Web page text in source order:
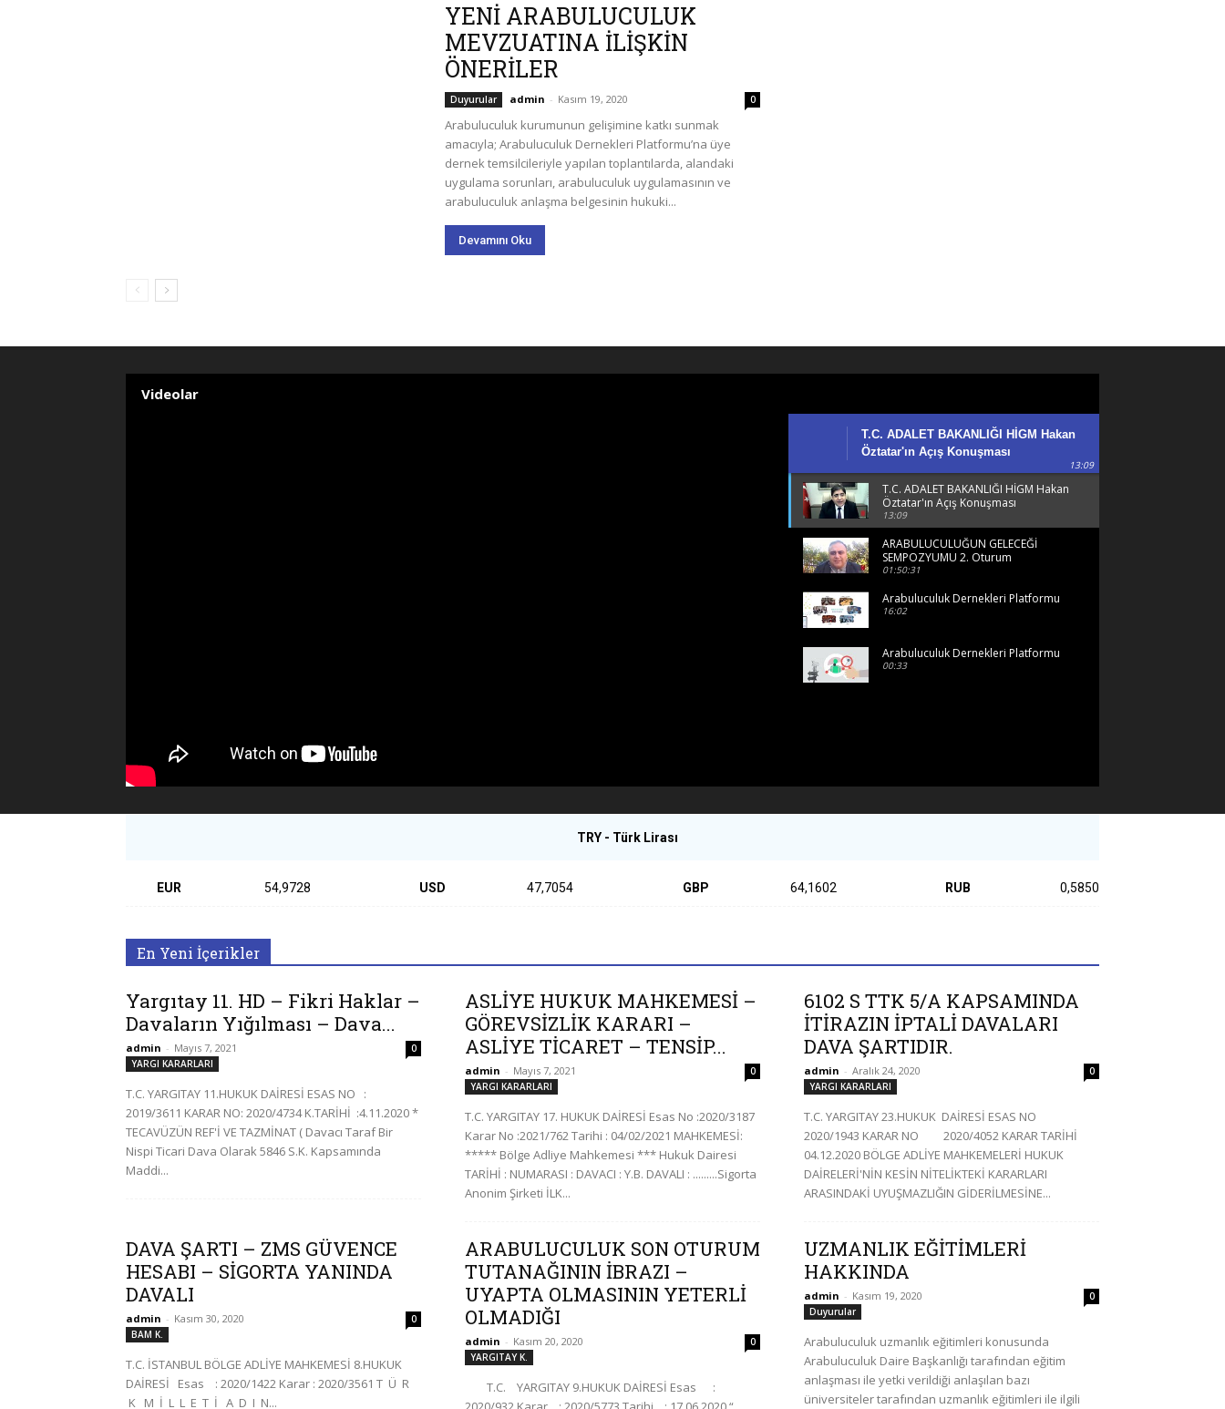
YENİ ARABULUCULUK
MEVZUATINA İLİŞKİN
ÖNERİLER
Duyurular admin - Kasım 19, 2020 0
Arabuluculuk kurumunun gelişimine katkı sunmak
amacıyla; Arabuluculuk Dernekleri Platformu’na üye
dernek temsilcileriyle yapılan toplantılarda, alandaki
uygulama sorunları, arabuluculuk uygulamasının ve
arabuluculuk anlaşma belgesinin hukuki...
Devamını Oku
Videolar
T.C. ADALET BAKANLIĞI HİGM Hakan
Öztatar'ın Açış Konuşması
13:09
T.C. ADALET BAKANLIĞI HİGM Hakan
Öztatar'ın Açış Konuşması
13:09
ARABULUCULUĞUN GELECEĞİ
SEMPOZYUMU 2. Oturum
01:50:31
Arabuluculuk Dernekleri Platformu
16:02
Arabuluculuk Dernekleri Platformu
00:33
TRY - Türk Lirası
EUR 54,9728 USD 47,7054 GBP 64,1602 RUB 0,5850
En Yeni İçerikler
Yargıtay 11. HD – Fikri Haklar –
Davaların Yığılması – Dava...
admin - Mayıs 7, 2021
0
YARGI KARARLARI
T.C. YARGITAY 11.HUKUK DAİRESİ ESAS NO :
2019/3611 KARAR NO: 2020/4734 K.TARİHİ :4.11.2020 *
TECAVÜZÜN REF'İ VE TAZMİNAT ( Davacı Taraf Bir
Nispi Ticari Dava Olarak 5846 S.K. Kapsamında
Maddi...
ASLİYE HUKUK MAHKEMESİ –
GÖREVSİZLİK KARARI –
ASLİYE TİCARET – TENSİP...
admin - Mayıs 7, 2021
0
YARGI KARARLARI
T.C. YARGITAY 17. HUKUK DAİRESİ Esas No :2020/3187
Karar No :2021/762 Tarihi : 04/02/2021 MAHKEMESİ:
***** Bölge Adliye Mahkemesi *** Hukuk Dairesi
TARİHİ : NUMARASI : DAVACI : Y.B. DAVALI : .........Sigorta
Anonim Şirketi İLK...
6102 S TTK 5/A KAPSAMINDA
İTİRAZIN İPTALİ DAVALARI
DAVA ŞARTIDIR.
admin - Aralık 24, 2020
0
YARGI KARARLARI
T.C. YARGITAY 23.HUKUK DAİRESİ ESAS NO
2020/1943 KARAR NO 2020/4052 KARAR TARİHİ
04.12.2020 BÖLGE ADLİYE MAHKEMELERİ HUKUK
DAİRELERİ'NİN KESİN NİTELİKTEKİ KARARLARI
ARASINDAKİ UYUŞMAZLIĞIN GİDERİLMESİNE...
DAVA ŞARTI – ZMS GÜVENCE
HESABI – SİGORTA YANINDA
DAVALI
admin - Kasım 30, 2020
0
BAM K.
T.C. İSTANBUL BÖLGE ADLİYE MAHKEMESİ 8.HUKUK
DAİRESİ Esas : 2020/1422 Karar : 2020/3561 T Ü R
K M İ L L E T İ A D I N...
ARABULUCULUK SON OTURUM
TUTANAĞININ İBRAZI –
UYAPTA OLMASININ YETERLİ
OLMADIĞI
admin - Kasım 20, 2020
0
YARGITAY K.
T.C. YARGITAY 9.HUKUK DAİRESİ Esas :
UZMANLIK EĞİTİMLERİ
HAKKINDA
admin - Kasım 19, 2020
0
Duyurular
Arabuluculuk uzmanlık eğitimleri konusunda
Arabuluculuk Daire Başkanlığı tarafından eğitim
anlaşması ile yetki verildiği anlaşılan bazı
üniversiteler tarafından uzmanlık eğitimleri ile ilgili